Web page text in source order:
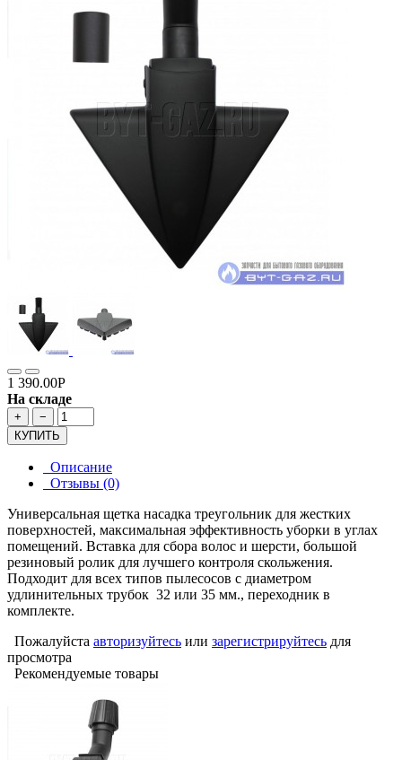
1 390.00Р
На складе
+
−
КУПИТЬ
Описание
Отзывы (0)
Универсальная щетка насадка треугольник для жестких
поверхностей, максимальная эффективность уборки в углах
помещений. Вставка для сбора волос и шерсти, большой
резиновый ролик для лучшего контроля скольжения.
Подходит для всех типов пылесосов с диаметром
удлинительных трубок 32 или 35 мм., переходник в
комплекте.
Пожалуйста авторизуйтесь или зарегистрируйтесь для
просмотра
Рекомендуемые товары